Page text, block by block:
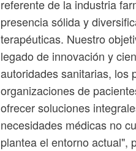
referente de la industria
presencia sólida y
terapéuticas. Nuestro
legado de innovación y
autoridades sanitarias, los
organizaciones de
ofrecer soluciones
necesidades médicas no
plantea el entorno actual",